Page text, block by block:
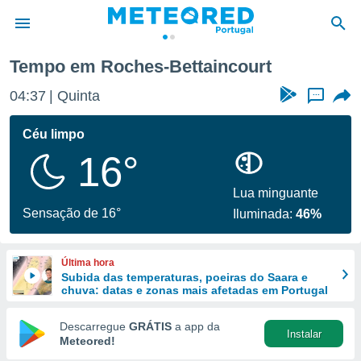
da
foi
fornecidas
a este
das
e
forma
digital
Tempo em Roches-Bettaincourt
04:37 Quinta ...
Céu limpo
16°
Sensação de 16°
Lua minguante
Iluminada:46%
Última hora
Subida das temperaturas, poeiras do Saara e
chuva: datas e zonas mais afetadas em Portugal
Descarregue GRÁTIS a app da
Meteored!
Instalar